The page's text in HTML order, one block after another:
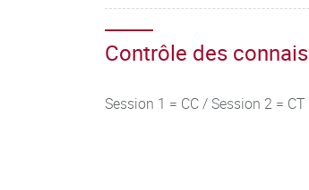
Contrôle des
Session 1 = CC / Session 2 = CT